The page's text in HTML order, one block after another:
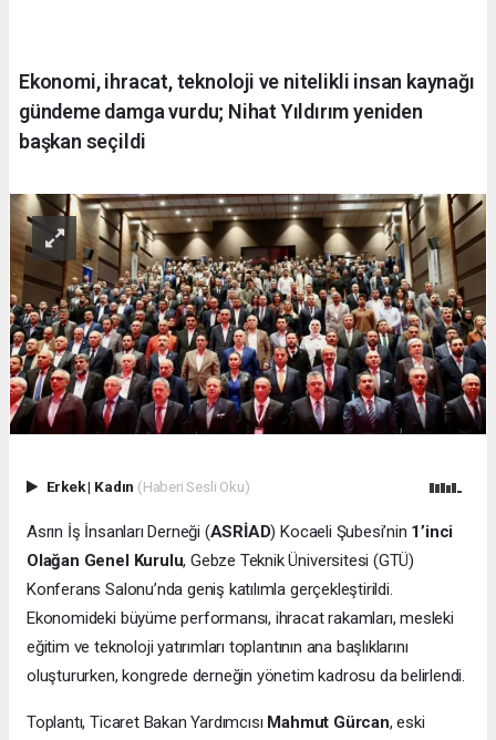
Ekonomi, ihracat, teknoloji ve nitelikli insan kaynağı
gündeme damga vurdu; Nihat Yıldırım yeniden
başkan seçildi
Erkek| Kadın (Haberi Sesli Oku)
Asrın İş İnsanları Derneği (ASRİAD) Kocaeli Şubesi’nin 1’inci
Olağan Genel Kurulu, Gebze Teknik Üniversitesi (GTÜ)
Konferans Salonu’nda geniş katılımla gerçekleştirildi.
Ekonomideki büyüme performansı, ihracat rakamları, mesleki
eğitim ve teknoloji yatırımları toplantının ana başlıklarını
oluştururken, kongrede derneğin yönetim kadrosu da belirlendi.
Toplantı, Ticaret Bakan Yardımcısı Mahmut Gürcan, eski